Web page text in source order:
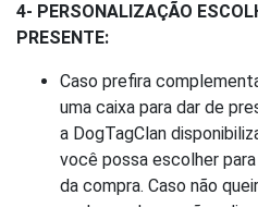
4- PERSONALIZAÇÃO
PRESENTE:
Caso prefira
uma caixa para dar de
a DogTagClan
você possa escolher
da compra. Caso não